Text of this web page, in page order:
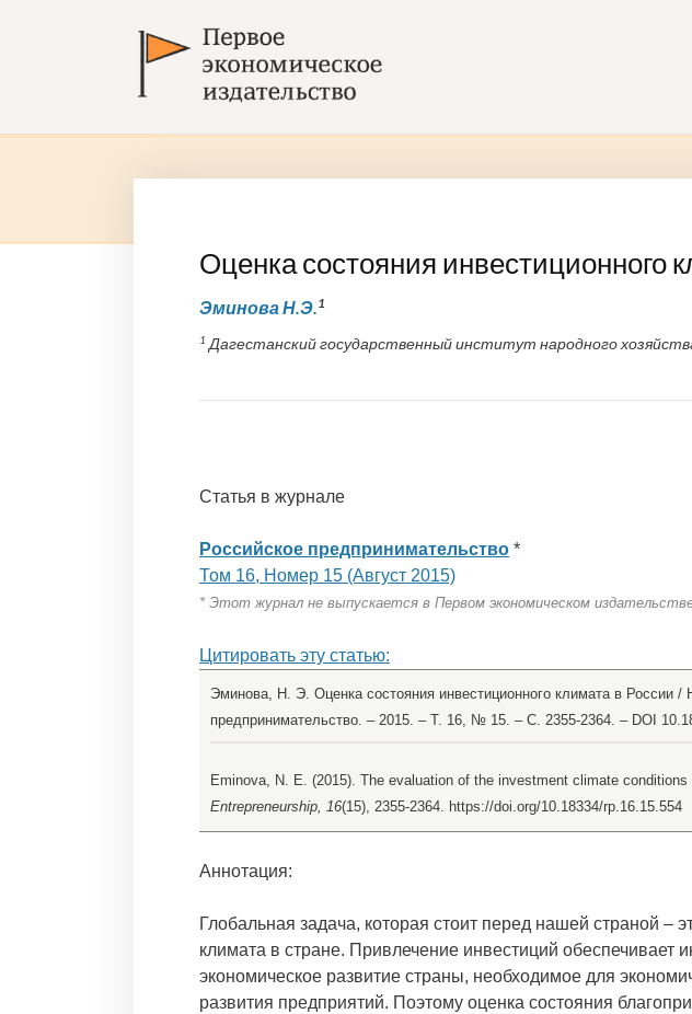
Оценка состояния инвестиционного
Эминова Н.Э.1
1 Дагестанский государственный институт народного
Статья в журнале
Российское предпринимательство *
Том 16, Номер 15 (Август 2015)
* Этот журнал не выпускается в Первом экономическом
Цитировать эту статью:
Эминова, Н. Э. Оценка состояния инвестиционного климата в России
предпринимательство. – 2015. – Т. 16, № 15. – С. 2355-2364. – DOI
Eminova, N. E. (2015). The evaluation of the investment climate conditions
Entrepreneurship, 16(15), 2355-2364. https://doi.org/10.18334/rp.16.15.554
Аннотация:
Глобальная задача, которая стоит перед нашей страной –
климата в стране. Привлечение инвестиций обеспечивает
экономическое развитие страны, необходимое для
развития предприятий. Поэтому оценка состояния